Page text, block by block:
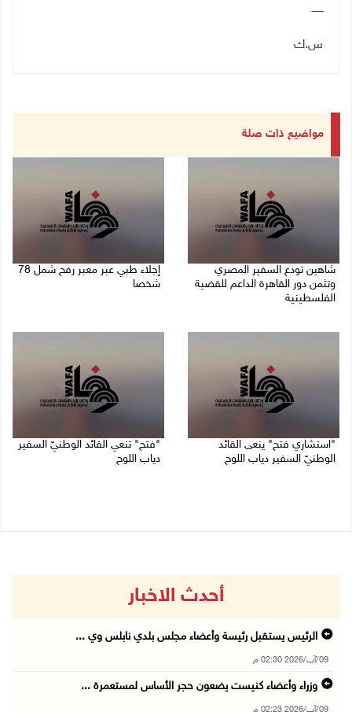
ـــــــ
س.ك
مواضيع ذات صلة
شاهين تودع السفير المصري
وتثمن دور القاهرة الداعم للقضية
الفلسطينية
إجلاء طبي عبر معبر رفح شمل 78
شخصا
"استشاري فتح" ينعى القائد
الوطنيّ السفير دياب اللوح
"فتح" تنعي القائد الوطنيّ السفير
دياب اللوح
أحدث الاخبار
الرئيس يستقبل رئيسة وأعضاء مجلس بلدي نابلس وي ...
09/آب/2026 02:30 م
وزراء وأعضاء كنيست يضعون حجر الأساس لمستعمرة ...